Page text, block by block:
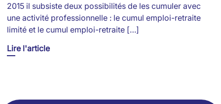
2015 il subsiste deux possibilités de les cumuler avec
une activité professionnelle : le cumul emploi-retraite
limité et le cumul emploi-retraite […]
Lire l'article